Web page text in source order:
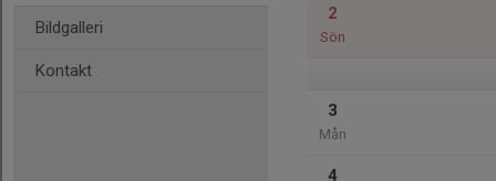
Bildgalleri
Kontakt
2
Sön
3
Mån
4